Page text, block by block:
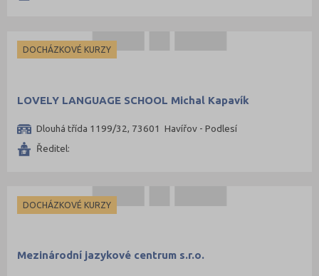
DOCHÁZKOVÉ KURZY
LOVELY LANGUAGE SCHOOL Michal Kapavík
Dlouhá třída 1199/32, 73601 Havířov - Podlesí
Ředitel:
DOCHÁZKOVÉ KURZY
Mezinárodní jazykové centrum s.r.o.